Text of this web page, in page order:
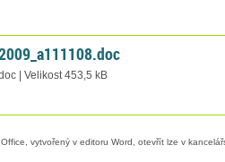
| Velikost 453,5 kB
vytvořený v editoru Word, otevřít lze v